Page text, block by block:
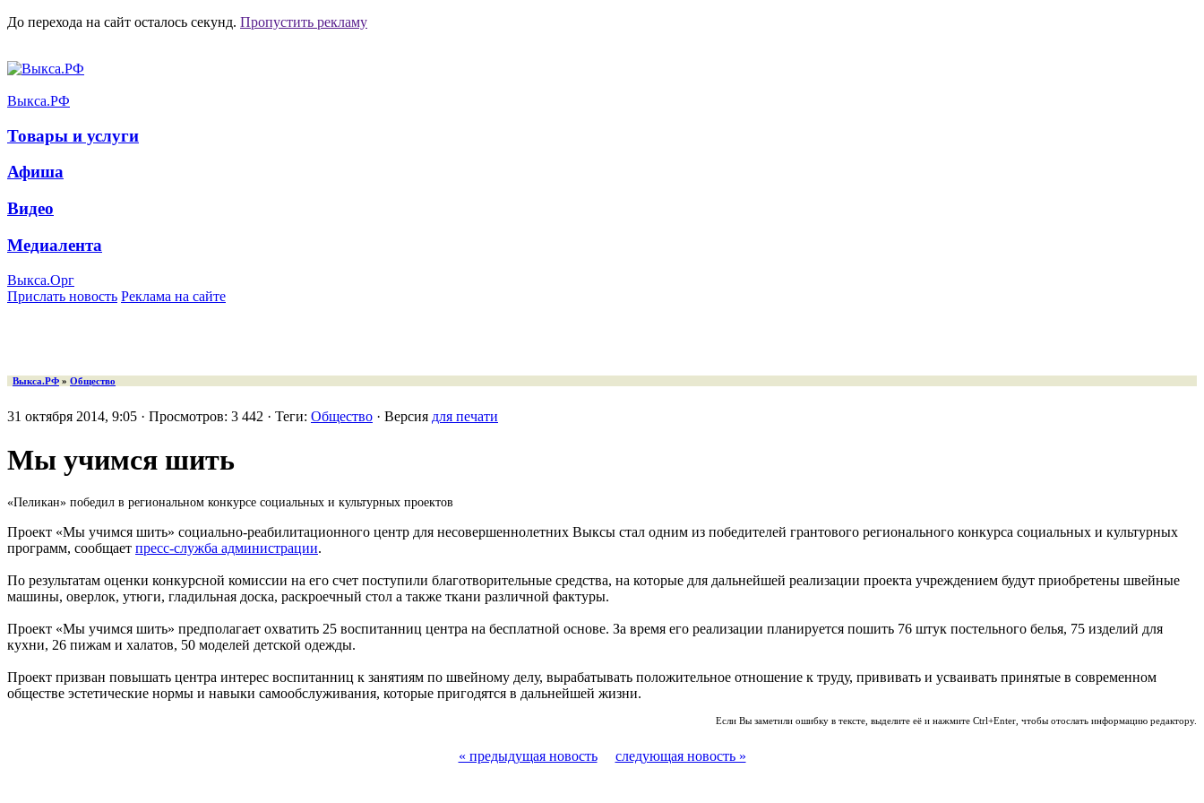
До перехода на сайт осталось секунд. Пропустить рекламу
Выкса.РФ
Товары и услуги
Афиша
Видео
Медиалента
Выкса.Орг
Прислать новость Реклама на сайте
Выкса.РФ » Общество
31 октября 2014, 9:05 · Просмотров: 3 442 · Теги: Общество · Версия для печати
Мы учимся шить
«Пеликан» победил в региональном конкурсе социальных и культурных проектов
Проект «Мы учимся шить» социально-реабилитационного центр для несовершеннолетних Выксы стал одним из победителей грантового регионального конкурса социальных и культурных
программ, сообщает пресс-служба администрации.
По результатам оценки конкурсной комиссии на его счет поступили благотворительные средства, на которые для дальнейшей реализации проекта учреждением будут приобретены швейные
машины, оверлок, утюги, гладильная доска, раскроечный стол а также ткани различной фактуры.
Проект «Мы учимся шить» предполагает охватить 25 воспитанниц центра на бесплатной основе. За время его реализации планируется пошить 76 штук постельного белья, 75 изделий для
кухни, 26 пижам и халатов, 50 моделей детской одежды.
Проект призван повышать центра интерес воспитанниц к занятиям по швейному делу, вырабатывать положительное отношение к труду, прививать и усваивать принятые в современном
обществе эстетические нормы и навыки самообслуживания, которые пригодятся в дальнейшей жизни.
Если Вы заметили ошибку в тексте, выделите её и нажмите Ctrl+Enter, чтобы отослать информацию редактору.
« предыдущая новость следующая новость »